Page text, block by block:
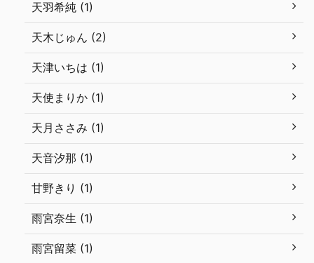
天羽希純 (1)
天木じゅん (2)
天津いちは (1)
天使まりか (1)
天月ささみ (1)
天音汐那 (1)
甘野きり (1)
雨宮奈生 (1)
雨宮留菜 (1)